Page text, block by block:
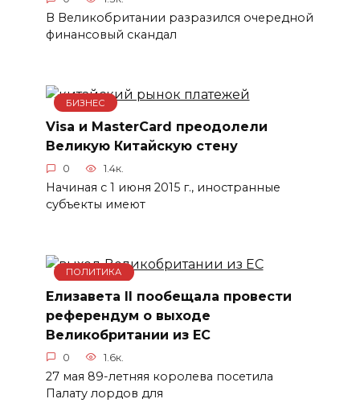
В Великобритании разразился очередной
финансовый скандал
БИЗНЕС
Visa и MasterCard преодолели
Великую Китайскую стену
0 1.4к.
Начиная с 1 июня 2015 г., иностранные
субъекты имеют
ПОЛИТИКА
Елизавета ІІ пообещала провести
референдум о выходе
Великобритании из ЕС
0 1.6к.
27 мая 89-летняя королева посетила
Палату лордов для